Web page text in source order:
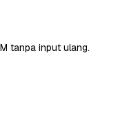
tanpa input ulang.